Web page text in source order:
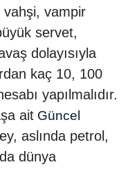
vahşi, vampir
servet,
dolayısıyla
kaç 10, 100
yapılmalıdır.
ait Güncel
aslında petrol,
dünya